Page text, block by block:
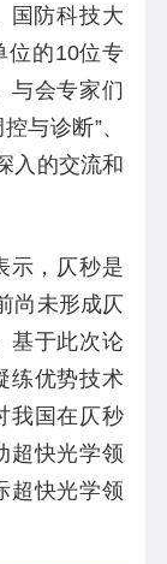
国防科技大
位的10位专
与会专家们
与诊断”、
入的交流和
示，仄秒是
尚未形成仄
基于此次论
练优势技术
我国在仄秒
超快光学领
超快光学领